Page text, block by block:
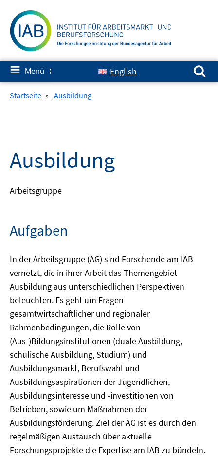
zum
Inhalt
≡ Menü ✘ English
Suchen nach:
Startseite » Ausbildung
Ausbildung
Arbeitsgruppe
Aufgaben
In der Arbeitsgruppe (AG) sind Forschende am IAB
vernetzt, die in ihrer Arbeit das Themengebiet
Ausbildung aus unterschiedlichen Perspektiven
beleuchten. Es geht um Fragen
gesamtwirtschaftlicher und regionaler
Rahmenbedingungen, die Rolle von
(Aus-)Bildungsinstitutionen (duale Ausbildung,
schulische Ausbildung, Studium) und
Ausbildungsmarkt, Berufswahl und
Ausbildungsaspirationen der Jugendlichen,
Ausbildungsinteresse und -investitionen von
Betrieben, sowie um Maßnahmen der
Ausbildungsförderung. Ziel der AG ist es durch den
regelmäßigen Austausch über aktuelle
Forschungsprojekte die Expertise am IAB zu bündeln.